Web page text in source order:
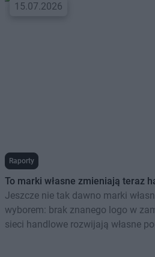
15.07.2026
Raporty
To marki własne zmieniają teraz
Jeszcze nie tak dawno marki
wyborem: brak znanego logo w
sieci handlowe rozwijają własne